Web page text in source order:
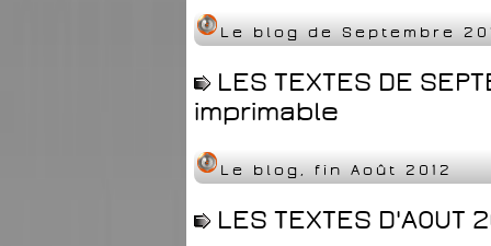
Le blog de Septembre
LES TEXTES DE
imprimable
Le blog, fin Août 2012
LES TEXTES